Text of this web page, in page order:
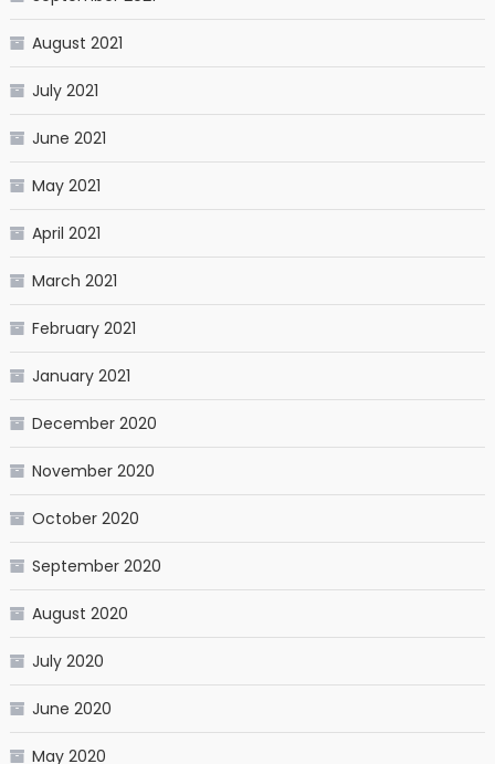
August 2021
July 2021
June 2021
May 2021
April 2021
March 2021
February 2021
January 2021
December 2020
November 2020
October 2020
September 2020
August 2020
July 2020
June 2020
May 2020